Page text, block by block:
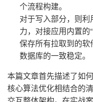
个流程构建。
对于写入部分，则
力，对接应用内置的
保存所有拉取到的
数据库的一致稳定。
本篇文章首先描述了如
核心算法优化相结合的